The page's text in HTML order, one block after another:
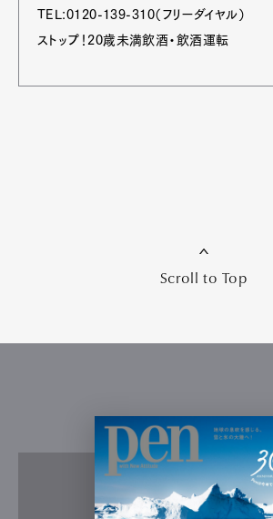
TEL:0120-139-310（フリーダイヤル）
ストップ！20歳未満飲酒・飲酒運転
Scroll to Top